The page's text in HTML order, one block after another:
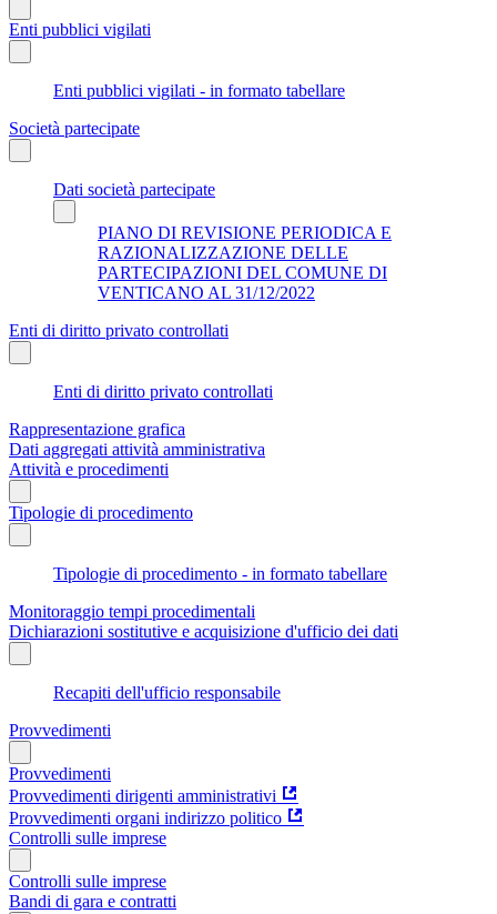
Enti pubblici vigilati
Enti pubblici vigilati - in formato tabellare
Società partecipate
Dati società partecipate
PIANO DI REVISIONE PERIODICA E
RAZIONALIZZAZIONE DELLE
PARTECIPAZIONI DEL COMUNE DI
VENTICANO AL 31/12/2022
Enti di diritto privato controllati
Enti di diritto privato controllati
Rappresentazione grafica
Dati aggregati attività amministrativa
Attività e procedimenti
Tipologie di procedimento
Tipologie di procedimento - in formato tabellare
Monitoraggio tempi procedimentali
Dichiarazioni sostitutive e acquisizione d'ufficio dei dati
Recapiti dell'ufficio responsabile
Provvedimenti
Provvedimenti
Provvedimenti dirigenti amministrativi
Provvedimenti organi indirizzo politico
Controlli sulle imprese
Controlli sulle imprese
Bandi di gara e contratti